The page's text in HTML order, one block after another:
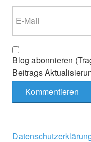
Blog abonnieren
Beitrags
Kommentieren